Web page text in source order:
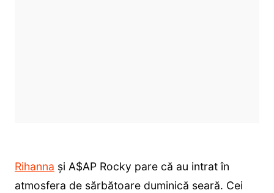
Rihanna și A$AP Rocky pare că au intrat în
atmosfera de sărbătoare duminică seară. Cei